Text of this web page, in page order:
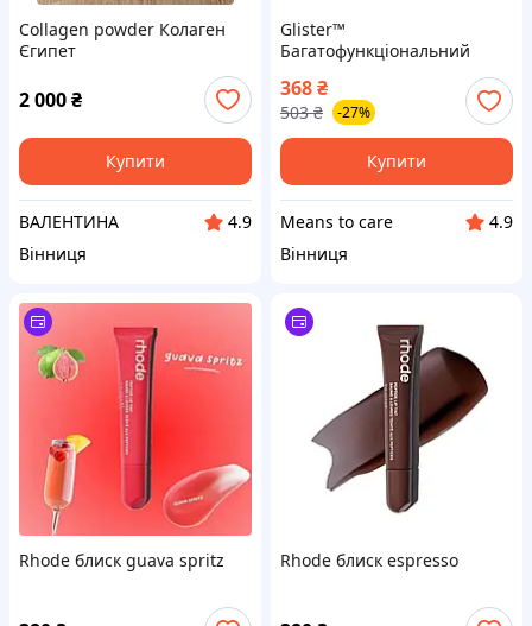
Collagen powder Колаген
Єгипет
2 000₴
Купити
ВАЛЕНТИНА
4.9
Вінниця
Glister™
Багатофункціональний
порожнини амвей
368₴
503 ₴ -27%
Купити
Means to care
4.9
Вінниця
Rhode блиск guava spritz Rhode блиск espresso